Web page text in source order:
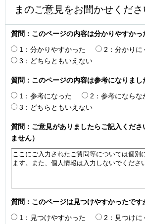
まのご意見をお聞かせくださ
質問：このページの内容は分かりやすかっ
1：分かりやすかった
2：分かりに
3：どちらともいえない
質問：このページの内容は参考になりまし
1：参考になった
2：参考にならな
3：どちらともいえない
質問：ご意見がありましたらご記入くださ
ません）
質問：このページは見つけやすかったです
1：見つけやすかった
2：見つけに